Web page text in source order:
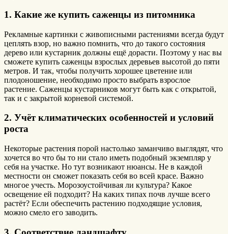
1. Какие же купить саженцы из питомника
Рекламные картинки с живописными растениями всегда будут
цеплять взор, но важно помнить, что до такого состояния
дерево или кустарник должны ещё дорасти. Поэтому у нас вы
сможете купить саженцы взрослых деревьев высотой до пяти
метров. И так, чтобы получить хорошее цветение или
плодоношение, необходимо просто выбрать взрослое
растение. Саженцы кустарников могут быть как с открытой,
так и с закрытой корневой системой.
2. Учёт климатических особенностей и условий
роста
Некоторые растения порой настолько заманчиво выглядят, что
хочется во что бы то ни стало иметь подобный экземпляр у
себя на участке. Но тут возникают нюансы. Не в каждой
местности он сможет показать себя во всей красе. Важно
многое учесть. Морозоустойчивая ли культура? Какое
освещение ей подходит? На каких типах почв лучше всего
растёт? Если обеспечить растению подходящие условия,
можно смело его заводить.